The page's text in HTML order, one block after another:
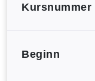
Kursnummer
Beginn